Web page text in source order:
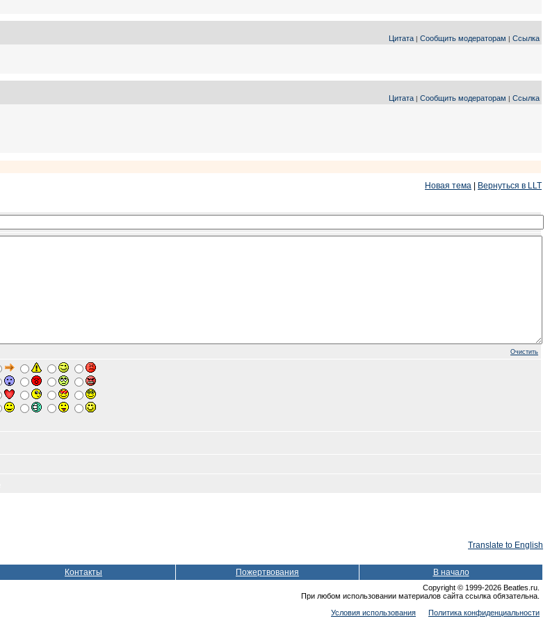
Цитата | Сообщить модераторам | Ссылка
Цитата | Сообщить модераторам | Ссылка
Новая тема Вернуться в LLT
Очистить
Translate to English
Контакты Пожертвования В начало
Copyright © 1999-2026 Beatles.ru.
При любом использовании материалов сайта ссылка обязательна.
Условия использования
Политика конфиденциальности